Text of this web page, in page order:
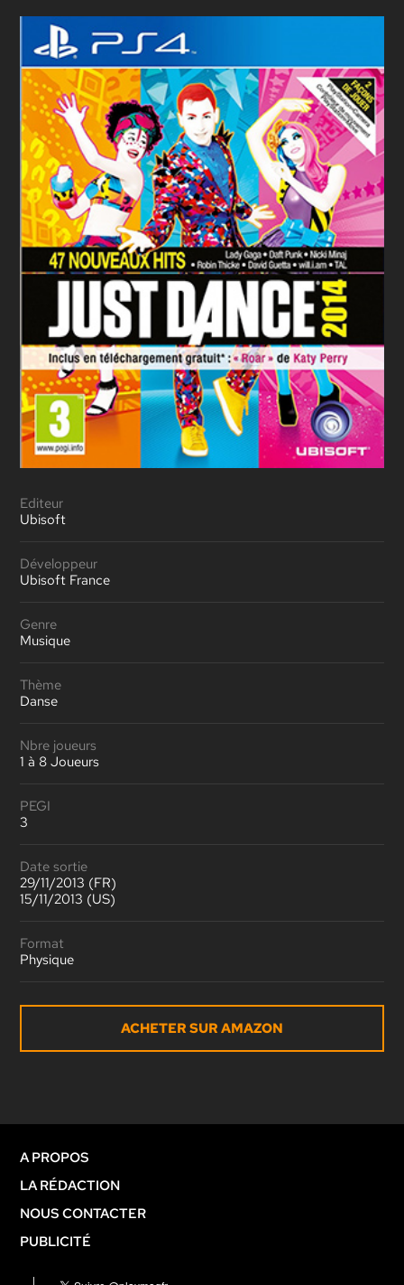
Editeur
Ubisoft
Développeur
Ubisoft France
Genre
Musique
Thème
Danse
Nbre joueurs
1 à 8 Joueurs
PEGI
3
Date sortie
29/11/2013 (FR)
15/11/2013 (US)
Format
Physique
ACHETER SUR AMAZON
A PROPOS
LA RÉDACTION
NOUS CONTACTER
PUBLICITÉ